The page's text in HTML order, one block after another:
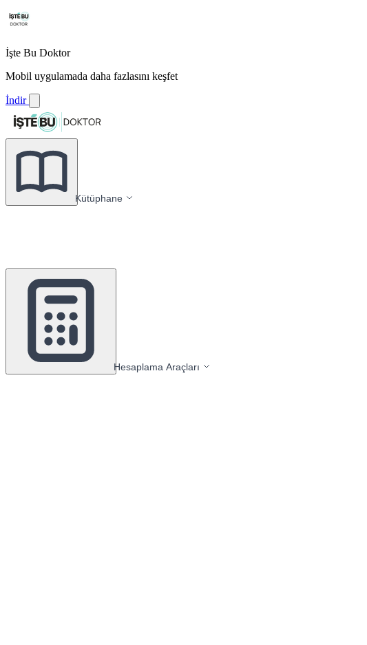
İşte Bu Doktor
Mobil uygulamada daha fazlasını keşfet
İndir
Kütüphane
Hesaplama Araçları